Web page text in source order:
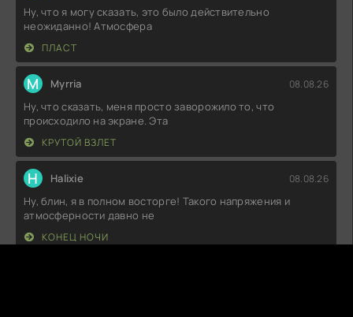
Ну, что я могу сказать, это было действительно
неожиданно! Атмосфера
ПЛАСТ
M Myrria 08.08.26
Ну, что сказать, меня просто заворожило то, что
происходило на экране. Эта
КРУТОЙ ВЗЛЕТ
H Halixie 08.08.26
Ну, блин, я в полном восторге! Такого напряжения и
атмосферности давно не
КОНЕЦ НОЧИ